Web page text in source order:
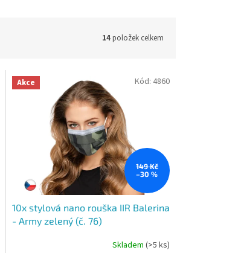
14položek celkem
Akce
149 Kč
–30 %
10x stylová nano rouška IIR Balerina
- Army zelený (č. 76)
Skladem (>5 ks)
Kód: 4860